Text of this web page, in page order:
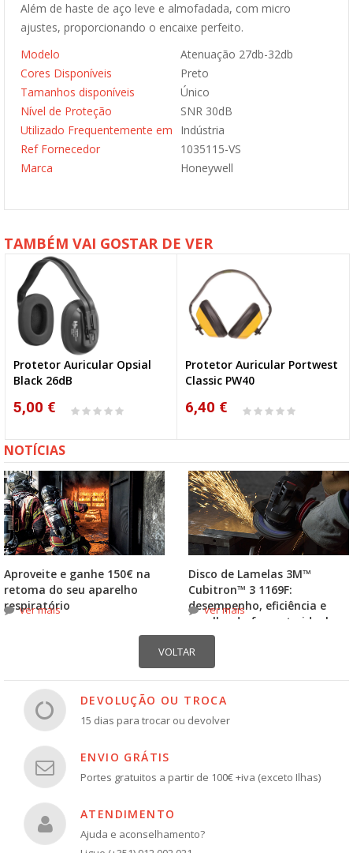
Além de haste de aço leve e almofadada, com micro
ajustes, proporcionando o encaixe perfeito.
Modelo
Atenuação 27db-32db
Cores Disponíveis
Preto
Tamanhos disponíveis
Único
Nível de Proteção
SNR 30dB
Utilizado Frequentemente em
Indústria
Ref Fornecedor
1035115-VS
Marca
Honeywell
TAMBÉM VAI GOSTAR DE VER
Protetor Auricular Opsial
Black 26dB
5,00 €
Protetor Auricular Portwest
Classic PW40
6,40 €
NOTÍCIAS
Aproveite e ganhe 150€ na
retoma do seu aparelho
respiratório
ver mais
Disco de Lamelas 3M™
Cubitron™ 3 1169F:
desempenho, eficiência e
escolha do formato ideal
ver mais
DEVOLUÇÃO OU TROCA
15 dias para trocar ou devolver
ENVIO GRÁTIS
Portes gratuitos a partir de 100€ +iva (exceto Ilhas)
ATENDIMENTO
Ajuda e aconselhamento?